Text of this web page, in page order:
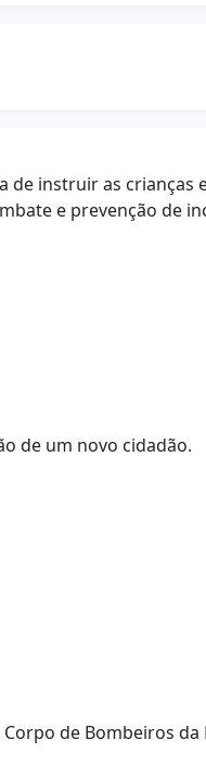
de instruir as crianças
e prevenção de
de um novo cidadão.
de Bombeiros da